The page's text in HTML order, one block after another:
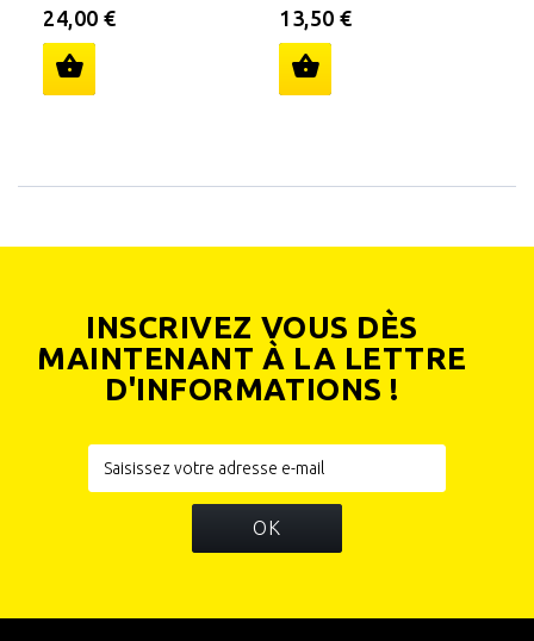
24,00 € 13,50 €
INSCRIVEZ VOUS DÈS
MAINTENANT À LA LETTRE
D'INFORMATIONS !
OK